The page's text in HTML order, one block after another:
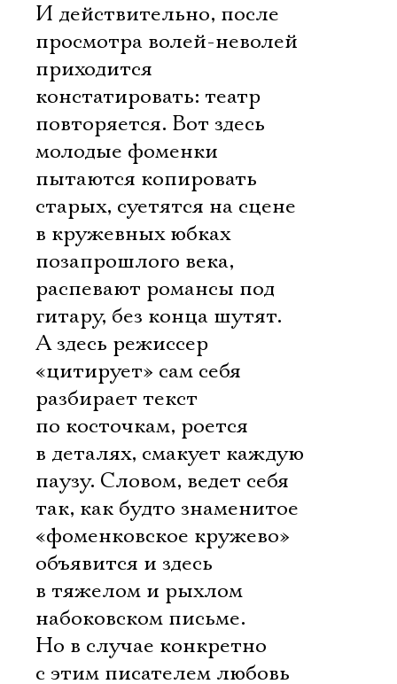
И действительно, после
просмотра волей-неволей
приходится
констатировать: театр
повторяется. Вот здесь
молодые фоменки
пытаются копировать
старых, суетятся на сцене
в кружевных юбках
позапрошлого века,
распевают романсы под
гитару, без конца шутят.
А здесь режиссер
«цитирует» сам себя 
разбирает текст
по косточкам, роется
в деталях, смакует каждую
паузу. Словом, ведет себя
так, как будто знаменитое
«фоменковское кружево»
объявится и здесь 
в тяжелом и рыхлом
набоковском письме.
Но в случае конкретно
с этим писателем любовь